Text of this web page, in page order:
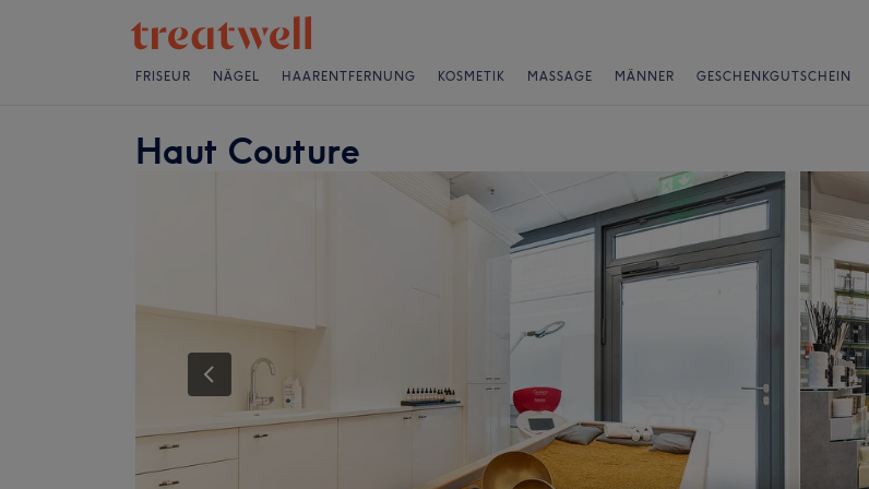
FRISEUR NÄGEL HAARENTFERNUNG KOSMETIK MASSAGE MÄNNER GESCHENKGUTSCHEIN
Haut Couture